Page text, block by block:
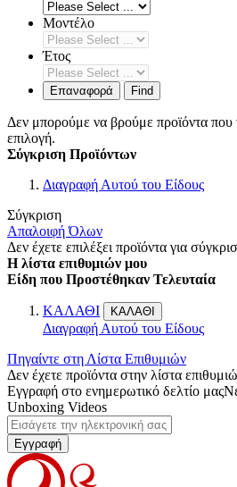
Μοντέλο
Έτος
Επαναφορά Find
Δεν μπορούμε να βρούμε προϊόντα που
επιλογή.
Σύγκριση Προϊόντων
Διαγραφή Αυτού του Είδους
Σύγκριση
Απαλοιφή Όλων
Δεν έχετε επιλέξει προϊόντα για
Η λίστα επιθυμιών μου
Είδη που Προστέθηκαν Τελευταία
ΚΑΛΑΘΙ ΚΑΛΑΘΙ
Διαγραφή Αυτού του Είδους
Πηγαίντε στη Λίστα Επιθυμιών
Δεν έχετε προϊόντα στην λίστα
Εγγραφή στο ενημερωτικό δελτίο μας
Unboxing Videos
Εγγραφή